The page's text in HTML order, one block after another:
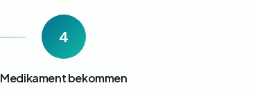
4
Medikament bekommen